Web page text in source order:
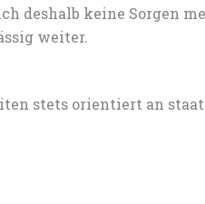
deshalb keine Sorgen
weiter.
stets orientiert an